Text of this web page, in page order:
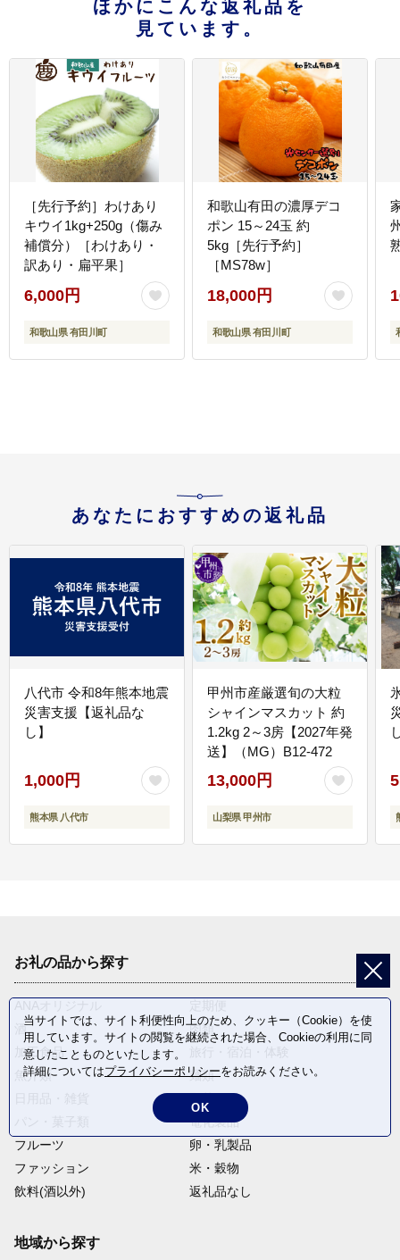
ほかにこんな返礼品を
見ています。
［先行予約］わけあり
キウイ1kg+250g（傷み
補償分）［わけあり・
訳あり・扁平果］
6,000円
和歌山県 有田川町
和歌山有田の濃厚デコ
ポン 15～24玉 約
5kg［先行予約］
［MS78w］
18,000円
和歌山県 有田川町
あなたにおすすめの返礼品
八代市 令和8年熊本地震
災害支援【返礼品な
し】
1,000円
熊本県 八代市
甲州市産厳選旬の大粒
シャインマスカット 約
1.2kg 2～3房【2027年発
送】（MG）B12-472
13,000円
山梨県 甲州市
お礼の品から探す
酒
肉類
加工食品
魚介類
麺類
電化製品
フルーツ
卵・乳製品
ファッション
米・穀物
飲料(酒以外)
返礼品なし
地域から探す
当サイトでは、サイト利便性向上のため、クッキー（Cookie）を使
用しています。サイトの閲覧を継続された場合、Cookieの利用に同
意したことものといたします。
詳細についてはプライバシーポリシーをお読みください。
OK